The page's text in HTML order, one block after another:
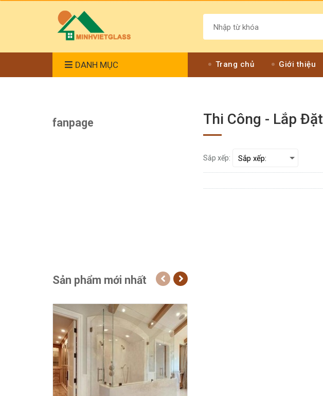
DANH MỤC Trang chủ Giới thiệu
Thi Công - Lắp Đặt
Sắp xếp:
fanpage
Sản phẩm mới nhất